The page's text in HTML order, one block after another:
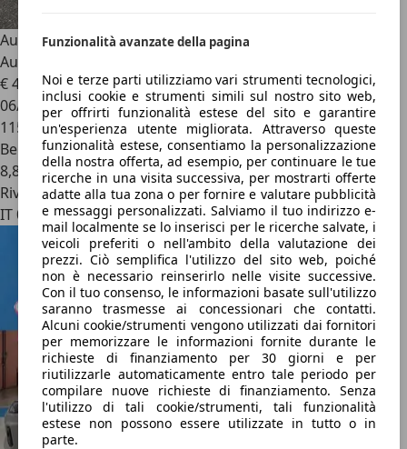
Funzionalità avanzate della pagina
Noi e terze parti utilizziamo vari strumenti tecnologici,
inclusi cookie e strumenti simili sul nostro sito web,
per offrirti funzionalità estese del sito e garantire
un'esperienza utente migliorata. Attraverso queste
funzionalità estese, consentiamo la personalizzazione
della nostra offerta, ad esempio, per continuare le tue
ricerche in una visita successiva, per mostrarti offerte
adatte alla tua zona o per fornire e valutare pubblicità
e messaggi personalizzati. Salviamo il tuo indirizzo e-
mail localmente se lo inserisci per le ricerche salvate, i
veicoli preferiti o nell'ambito della valutazione dei
prezzi. Ciò semplifica l'utilizzo del sito web, poiché
non è necessario reinserirlo nelle visite successive.
Con il tuo consenso, le informazioni basate sull'utilizzo
saranno trasmesse ai concessionari che contatti.
Alcuni cookie/strumenti vengono utilizzati dai fornitori
per memorizzare le informazioni fornite durante le
richieste di finanziamento per 30 giorni e per
riutilizzarle automaticamente entro tale periodo per
compilare nuove richieste di finanziamento. Senza
l'utilizzo di tali cookie/strumenti, tali funzionalità
estese non possono essere utilizzate in tutto o in
parte.
Audi RS4RS4 Avant 2.9 tfsi quattro 450cv tiptronic
Automatico
€ 44.900
06/2019
115.900 km
Benzina
8,8 l/100 km (comb.)
Rivenditore
IT 00156